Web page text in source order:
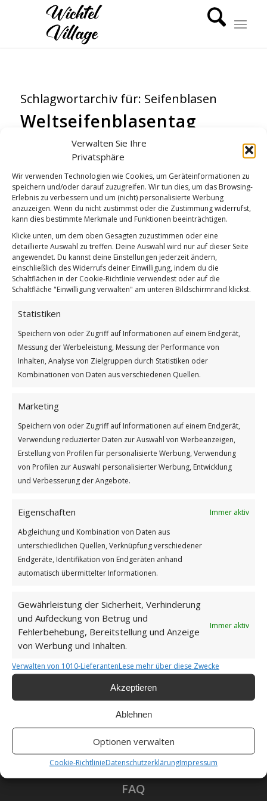
Verwalten Sie Ihre
Privatsphäre
Wir verwenden Technologien wie Cookies, um Geräteinformationen zu
speichern und/oder darauf zuzugreifen. Wir tun dies, um das Browsing-
Erlebnis zu verbessern und um (nicht) personalisierte Werbung
anzuzeigen. Wenn du nicht zustimmst oder die Zustimmung widerrufst,
kann dies bestimmte Merkmale und Funktionen beeinträchtigen.
Klicke unten, um dem oben Gesagten zuzustimmen oder eine
detaillierte Auswahl zu treffen. Deine Auswahl wird nur auf dieser Seite
angewendet. Du kannst deine Einstellungen jederzeit ändern,
einschließlich des Widerrufs deiner Einwilligung, indem du die
Schaltflächen in der Cookie-Richtlinie verwendest oder auf die
Schaltfläche "Einwilligung verwalten" am unteren Bildschirmrand klickst.
Statistiken
Speichern von oder Zugriff auf Informationen auf einem Endgerät,
Messung der Werbeleistung, Messung der Performance von
Inhalten, Analyse von Zielgruppen durch Statistiken oder
Kombinationen von Daten aus verschiedenen Quellen.
Marketing
Speichern von oder Zugriff auf Informationen auf einem Endgerät,
Verwendung reduzierter Daten zur Auswahl von Werbeanzeigen,
Erstellung von Profilen für personalisierte Werbung, Verwendung
von Profilen zur Auswahl personalisierter Werbung, Entwicklung
und Verbesserung der Angebote.
Eigenschaften
Immer aktiv
Abgleichung und Kombination von Daten aus
unterschiedlichen Quellen, Verknüpfung verschiedener
Endgeräte, Identifikation von Endgeräten anhand
automatisch übermittelter Informationen.
Gewährleistung der Sicherheit, Verhinderung
und Aufdeckung von Betrug und
Fehlerbehebung, Bereitstellung und Anzeige
von Werbung und Inhalten.
Immer aktiv
Verwalten von 1010-LieferantenLese mehr über diese Zwecke
Akzeptieren
Ablehnen
Optionen verwalten
Cookie-RichtlinieDatenschutzerklärungImpressum
Schlagwortarchiv für: Seifenblasen
Weltseifenblasentag
Weltseifenblasentag
Weiterlesen
Wie findest du diesen Beitrag?
5. OKTOBER 2025 / 0 KOMMENTARE / VON BETTINA
Impressum
Datenschutzerklärung
Unsere Cookie-Richtlinie (EU)
Haftungsausschluss
Als Amazon-Partner verdiene ich an qualifizierten
Verkäufen.
FAQ